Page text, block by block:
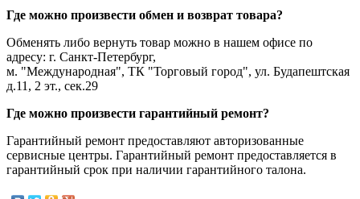
Где можно произвести обмен и возврат товара?
Обменять либо вернуть товар можно в нашем офисе по
адресу: г. Санкт-Петербург,
м. "Международная", ТК "Торговый город", ул. Будапештская
д.11, 2 эт., сек.29
Где можно произвести гарантийный ремонт?
Гарантийный ремонт предоставляют авторизованные
сервисные центры. Гарантийный ремонт предоставляется в
гарантийный срок при наличии гарантийного талона.